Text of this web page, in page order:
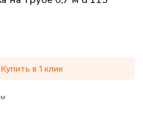
Купить в 1 клик